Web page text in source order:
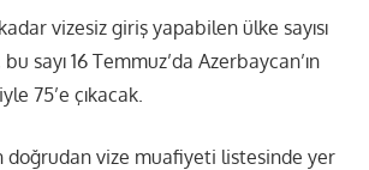
vizesiz giriş yapabilen ülke sayısı
sayı 16 Temmuz’da Azerbaycan’ın
75’e çıkacak.
doğrudan vize muafiyeti listesinde yer